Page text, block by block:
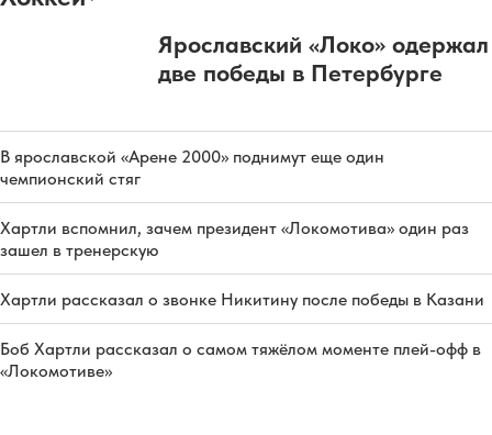
Ярославский «Локо» одержал
две победы в Петербурге
В ярославской «Арене 2000» поднимут еще один
чемпионский стяг
Хартли вспомнил, зачем президент «Локомотива» один раз
зашел в тренерскую
Хартли рассказал о звонке Никитину после победы в Казани
Боб Хартли рассказал о самом тяжёлом моменте плей-офф в
«Локомотиве»